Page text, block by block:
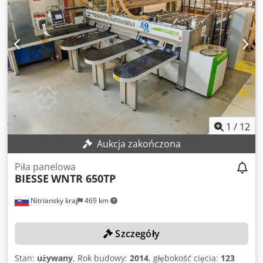
1 / 12
Aukcja zakończona
Nitriansky kraj 469 km
Piła panelowa
BIESSE WNTR 650TP
Szczegóły
Stan: używany, Rok budowy: 2014, głębokość cięcia: 123